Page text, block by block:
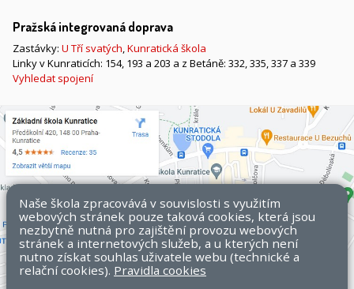
Pražská integrovaná doprava
Zastávky: U Tří svatých,Kunratická škola
Linky v Kunraticích: 154, 193 a 203 a z Betáně: 332, 335, 337 a 339
Vyhledat spojení
Naše škola zpracovává v souvislosti s využitím
webových stránek pouze taková cookies, která jsou
nezbytně nutná pro zajištění provozu webových
stránek a internetových služeb, a u kterých není
nutno získat souhlas uživatele webu (technické a
relační cookies). Pravidla cookies